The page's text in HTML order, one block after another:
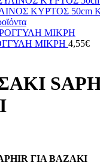
ΚΥΡΤΟΣ 50cm
ΜΙΚΡΗ 4,55€
ΓΙΑ ΒΑΖΑΚΙ